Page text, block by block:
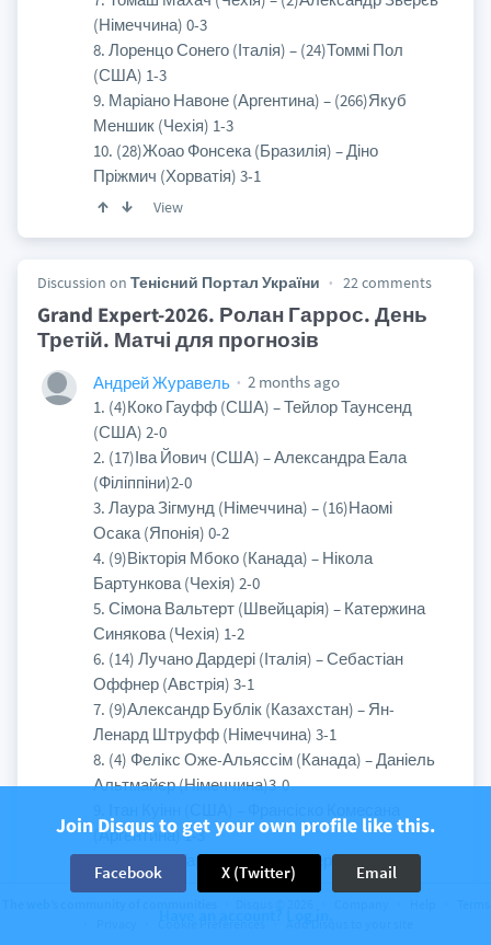
(Німеччина) 0-3
8. Лоренцо Сонего (Італія) – (24)Томмі Пол
(США) 1-3
9. Маріано Навоне (Аргентина) – (266)Якуб
Меншик (Чехія) 1-3
10. (28)Жоао Фонсека (Бразилія) – Діно
Пріжмич (Хорватія) 3-1
View
Discussion on Тенісний Портал України 22 comments
Grand Expert-2026. Ролан Гаррос. День
Третій. Матчі для прогнозів
Андрей Журавель
2 months ago
1. (4)Коко Гауфф (США) – Тейлор Таунсенд
(США) 2-0
2. (17)Іва Йович (США) – Александра Еала
(Філіппіни)2-0
3. Лаура Зігмунд (Німеччина) – (16)Наомі
Осака (Японія) 0-2
4. (9)Вікторія Мбоко (Канада) – Нікола
Бартункова (Чехія) 2-0
5. Сімона Вальтерт (Швейцарія) – Катержина
Синякова (Чехія) 1-2
6. (14) Лучано Дардері (Італія) – Себастіан
Оффнер (Австрія) 3-1
7. (9)Александр Бублік (Казахстан) – Ян-
Ленард Штруфф (Німеччина) 3-1
8. (4) Фелікс Оже-Альяссім (Канада) – Даніель
Альтмайєр (Німеччина)3-0
(Аргентина) 1-3
10. Крістіан Гарін (Чилі) – (18)Лернер Тьєн
(США) 1-3
Join Disqus to get your own profile like this.
Facebook X (Twitter) Email